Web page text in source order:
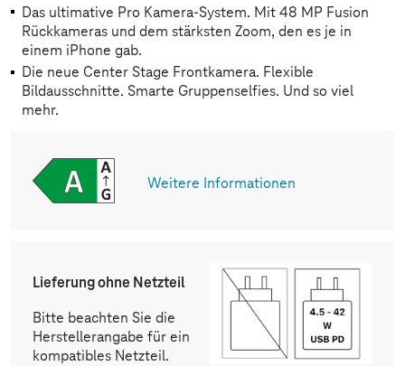
Das ultimative Pro Kamera-System. Mit 48 MP Fusion
Rückkameras und dem stärksten Zoom, den es je in
einem iPhone gab.
Die neue Center Stage Frontkamera. Flexible
Bildausschnitte. Smarte Gruppenselfies. Und so viel
mehr.
Weitere Informationen
Lieferung ohne Netzteil
Bitte beachten Sie die
Herstellerangabe für ein
kompatibles Netzteil.